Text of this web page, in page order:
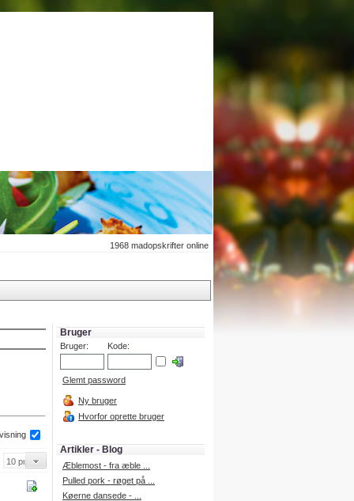
1968 madopskrifter online
Bruger
Bruger: Kode:
Glemt password
Ny bruger
Hvorfor oprette bruger
Artikler - Blog
Æblemost - fra æble ...
Pulled pork - røget på ...
Køerne dansede - ...